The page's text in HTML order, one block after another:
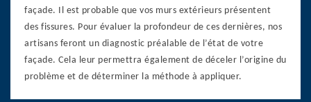
façade. Il est probable que vos murs extérieurs présentent
des fissures. Pour évaluer la profondeur de ces dernières, nos
artisans feront un diagnostic préalable de l’état de votre
façade. Cela leur permettra également de déceler l’origine du
problème et de déterminer la méthode à appliquer.